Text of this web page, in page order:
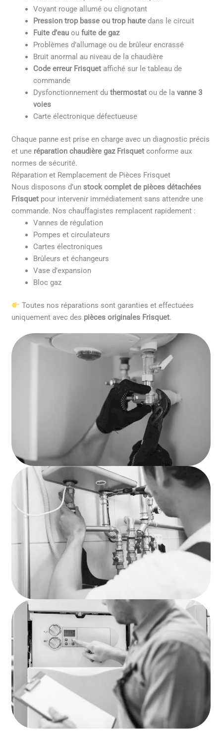
Voyant rouge allumé ou clignotant
Pression trop basse ou trop haute dans le circuit
Fuite d’eau oufuite de gaz
Problèmes d’allumage ou de brûleur encrassé
Bruit anormal au niveau de la chaudière
Code erreur Frisquet affiché sur le tableau de
commande
Dysfonctionnement duthermostat ou de lavanne 3
voies
Carte électronique défectueuse
Chaque panne est prise en charge avec un diagnostic précis
et une réparation chaudière gaz Frisquet conforme aux
normes de sécurité.
Réparation et Remplacement de Pièces Frisquet
Nous disposons d’unstock complet de pièces détachées
Frisquet pour intervenir immédiatement sans attendre une
commande. Nos chauffagistes remplacent rapidement :
Vannes de régulation
Pompes et circulateurs
Cartes électroniques
Brûleurs et échangeurs
Vase d’expansion
Bloc gaz
Toutes nos réparations sont garanties et effectuées
uniquement avec des pièces originales Frisquet.